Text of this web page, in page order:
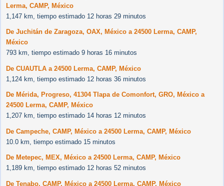
Lerma, CAMP, México
1,147 km, tiempo estimado 12 horas 29 minutos
De Juchitán de Zaragoza, OAX, México a 24500 Lerma, CAMP,
México
793 km, tiempo estimado 9 horas 16 minutos
De CUAUTLA a 24500 Lerma, CAMP, México
1,124 km, tiempo estimado 12 horas 36 minutos
De Mérida, Progreso, 41304 Tlapa de Comonfort, GRO, México a
24500 Lerma, CAMP, México
1,207 km, tiempo estimado 14 horas 12 minutos
De Campeche, CAMP, México a 24500 Lerma, CAMP, México
10.0 km, tiempo estimado 15 minutos
De Metepec, MEX, México a 24500 Lerma, CAMP, México
1,189 km, tiempo estimado 12 horas 52 minutos
De Tenabo, CAMP, México a 24500 Lerma, CAMP, México